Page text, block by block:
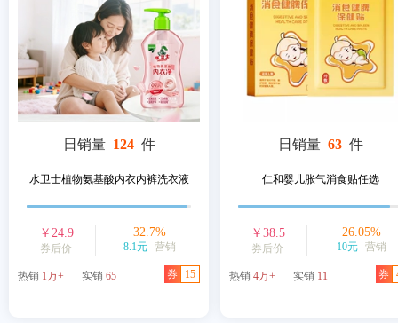
日销量 124 件
水卫士植物氨基酸内衣内裤洗衣液
￥ 24.9
券后价
32.7%
8.1元 营销
热销 1万+ 实销 65 券 15
日销量 63 件
仁和婴儿胀气消食贴任选
￥ 38.5
券后价
26.05%
10元 营销
热销 4万+ 实销 11 券